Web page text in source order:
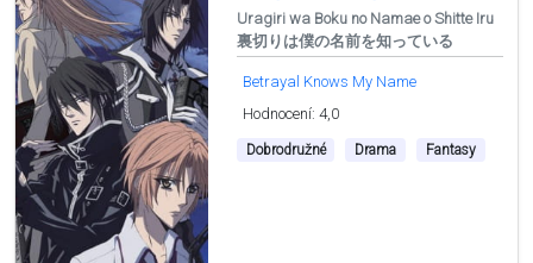
Uragiri wa Boku no Namae o Shitte Iru
裏切りは僕の名前を知っている
Betrayal Knows My Name
Hodnocení: 4,0
Dobrodružné Drama Fantasy